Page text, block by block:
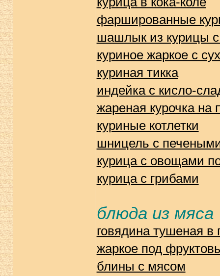
фаршированные
шашлык из курицы
куриное жаркое с
куриная тикка
индейка с кисло-
жареная курочка на
куриные котлетки
шницель с
курица с овощами
курица с грибами
блюда из мяса
говядина тушеная в
жаркое под
блины с мясом